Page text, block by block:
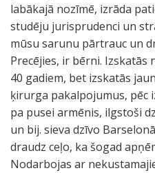
labākajā nozīmē, izrāda
studēju jurisprudenci un
mūsu sarunu pārtrauc un
Precējies, ir bērni. Izskatās
40 gadiem, bet izskatās
ķirurga pakalpojumus, pēc
pa pusei armēnis, ilgstoši
un bij. sieva dzīvo
draudz ceļo, ka šogad
Nodarbojas ar